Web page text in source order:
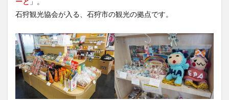
石狩観光協会が入る、石狩市の観光の拠点です。